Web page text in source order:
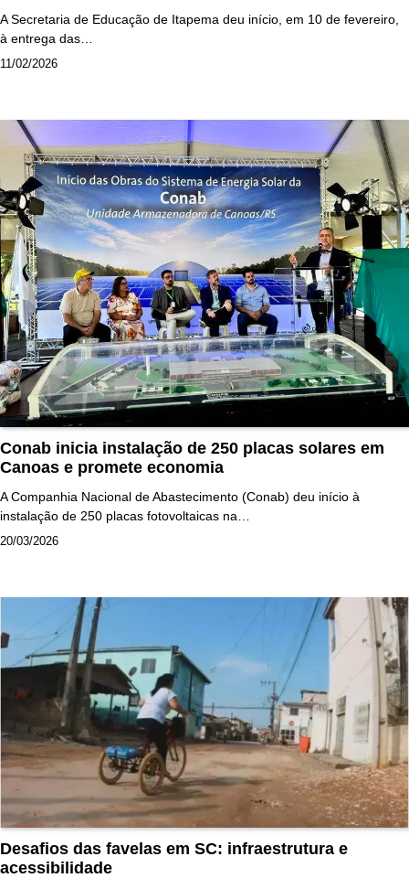
A Secretaria de Educação de Itapema deu início, em 10 de fevereiro,
à entrega das…
11/02/2026
Conab inicia instalação de 250 placas solares em
Canoas e promete economia
A Companhia Nacional de Abastecimento (Conab) deu início à
instalação de 250 placas fotovoltaicas na…
20/03/2026
Desafios das favelas em SC: infraestrutura e
acessibilidade